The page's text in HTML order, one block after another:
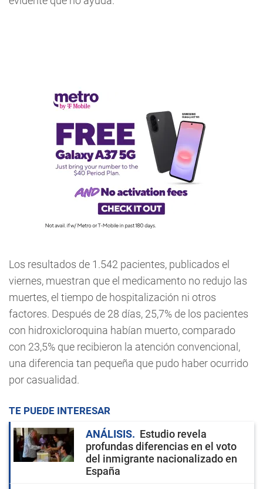
Los resultados de 1.542 pacientes, publicados el
viernes, muestran que el medicamento no redujo las
muertes, el tiempo de hospitalización ni otros
factores. Después de 28 días, 25,7% de los pacientes
con hidroxicloroquina habían muerto, comparado
con 23,5% que recibieron la atención convencional,
una diferencia tan pequeña que pudo haber ocurrido
por casualidad.
TE PUEDE INTERESAR
ANÁLISIS
Estudio revela
profundas diferencias en el voto
del inmigrante nacionalizado en
España